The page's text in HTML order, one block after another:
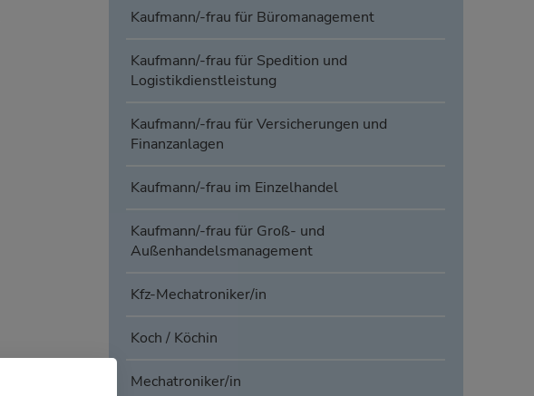
Kaufmann/-frau für Büromanagement
Kaufmann/-frau für Spedition und
Logistikdienstleistung
Kaufmann/-frau für Versicherungen und
Finanzanlagen
Kaufmann/-frau im Einzelhandel
Kaufmann/-frau für Groß- und
Außenhandelsmanagement
Kfz-Mechatroniker/in
Koch / Köchin
Mechatroniker/in